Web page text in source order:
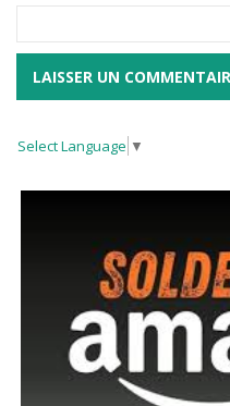
Select Language ▼